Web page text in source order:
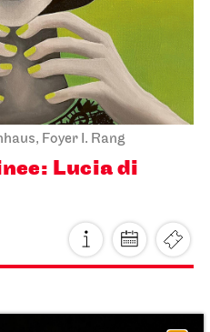
Foyer I. Rang
Lucia di